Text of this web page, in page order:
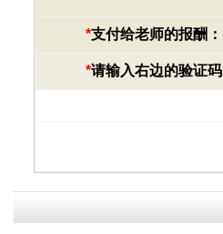
*支付给老师的报酬：
*请输入右边的验证码